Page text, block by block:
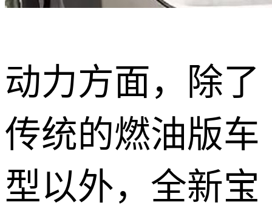
动力方面，除了
传统的燃油版车
型以外，全新宝